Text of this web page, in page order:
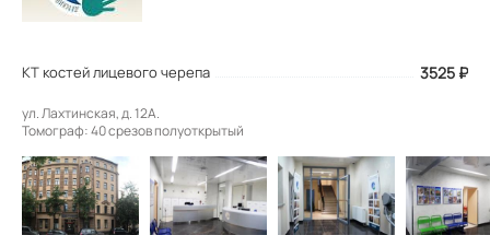
КТ костей лицевого черепа 3525 ₽
ул. Лахтинская, д. 12А.
Томограф: 40 срезов полуоткрытый